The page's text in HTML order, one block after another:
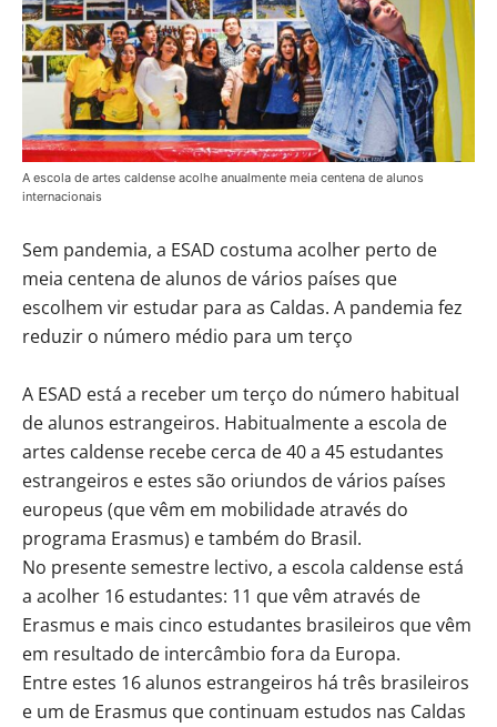
A escola de artes caldense acolhe anualmente meia centena de alunos
internacionais
Sem pandemia, a ESAD costuma acolher perto de
meia centena de alunos de vários países que
escolhem vir estudar para as Caldas. A pandemia fez
reduzir o número médio para um terço
A ESAD está a receber um terço do número habitual
de alunos estrangeiros. Habitualmente a escola de
artes caldense recebe cerca de 40 a 45 estudantes
estrangeiros e estes são oriundos de vários países
europeus (que vêm em mobilidade através do
programa Erasmus) e também do Brasil.
No presente semestre lectivo, a escola caldense está
a acolher 16 estudantes: 11 que vêm através de
Erasmus e mais cinco estudantes brasileiros que vêm
em resultado de intercâmbio fora da Europa.
Entre estes 16 alunos estrangeiros há três brasileiros
e um de Erasmus que continuam estudos nas Caldas